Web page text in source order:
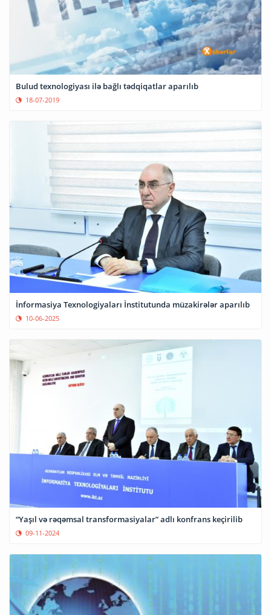
Bulud texnologiyası ilə bağlı tədqiqatlar aparılıb
18-07-2019
İnformasiya Texnologiyaları İnstitutunda müzakirələr aparılıb
10-06-2025
“Yaşıl və rəqəmsal transformasiyalar” adlı konfrans keçirilib
09-11-2024